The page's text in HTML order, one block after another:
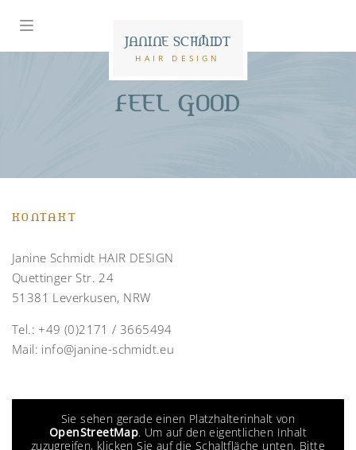
JANINE SCHMIDT
HAIR DESIGN
FEEL GOOD
KONTAKT
Janine Schmidt HAIR DESIGN
Quettinger Str. 24
51381 Leverkusen, NRW
Tel.:+49 (0)2171 / 3665494
Mail: info@janine-schmidt.eu
Sie sehen gerade einen Platzhalterinhalt von
OpenStreetMap. Um auf den eigentlichen Inhalt
zuzugreifen, klicken Sie auf die Schaltfläche unten. Bitte